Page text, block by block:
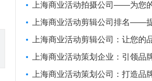
品牌活动体验
上海商业活动拍摄公司——为您
添彩上海商业活动剪辑公司排名——
响力的幕后推手
上海商业活动剪辑公司：让您的
引力与传播力
上海商业活动策划企业：引领品
场变革
上海商业活动策划公司：打造品